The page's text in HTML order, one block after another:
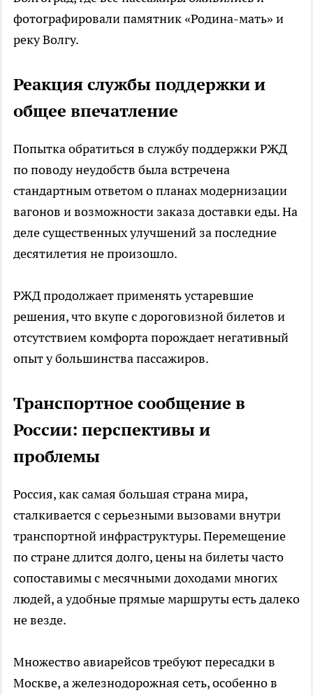
фотографировали памятник «Родина-мать» и
реку Волгу.
Реакция службы поддержки и
общее впечатление
Попытка обратиться в службу поддержки РЖД
по поводу неудобств была встречена
стандартным ответом о планах модернизации
вагонов и возможности заказа доставки еды. На
деле существенных улучшений за последние
десятилетия не произошло.
РЖД продолжает применять устаревшие
решения, что вкупе с дороговизной билетов и
отсутствием комфорта порождает негативный
опыт у большинства пассажиров.
Транспортное сообщение в
России: перспективы и
проблемы
Россия, как самая большая страна мира,
сталкивается с серьезными вызовами внутри
транспортной инфраструктуры. Перемещение
по стране длится долго, цены на билеты часто
сопоставимы с месячными доходами многих
людей, а удобные прямые маршруты есть далеко
не везде.
Множество авиарейсов требуют пересадки в
Москве, а железнодорожная сеть, особенно в